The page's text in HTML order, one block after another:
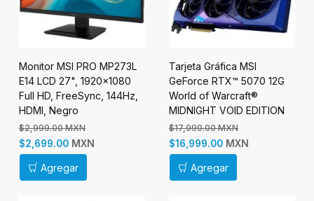
Monitor MSI PRO MP273L
E14 LCD 27", 1920x1080
Full HD, FreeSync, 144Hz,
HDMI, Negro
$2,999.00 MXN
$2,699.00 MXN
Agregar
Tarjeta Gráfica MSI
GeForce RTX™ 5070 12G
World of Warcraft®
MIDNIGHT VOID EDITION
OC
$17,999.00 MXN
$16,999.00 MXN
Agregar